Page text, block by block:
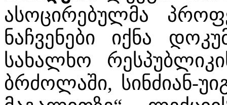
ასოცირებულმა
ნაჩვენები იქნა
სახალხო
ბრძოლაში, სინძიან-